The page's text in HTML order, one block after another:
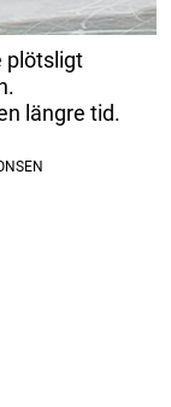
plötsligt
längre tid.